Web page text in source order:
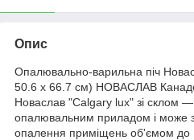
Опис
Опалювально-варильна піч
50.6 х 66.7 см) НОВАСЛАВ
Новаслав "Calgary lux" зі склом
опалювальним приладом і може
опалення приміщень об'ємом